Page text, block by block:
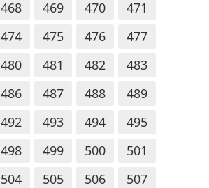
468 469 470
471
474 475 476
477
480 481 482
483
486 487 488
489
492 493 494
495
498 499 500
501
504 505 506
507